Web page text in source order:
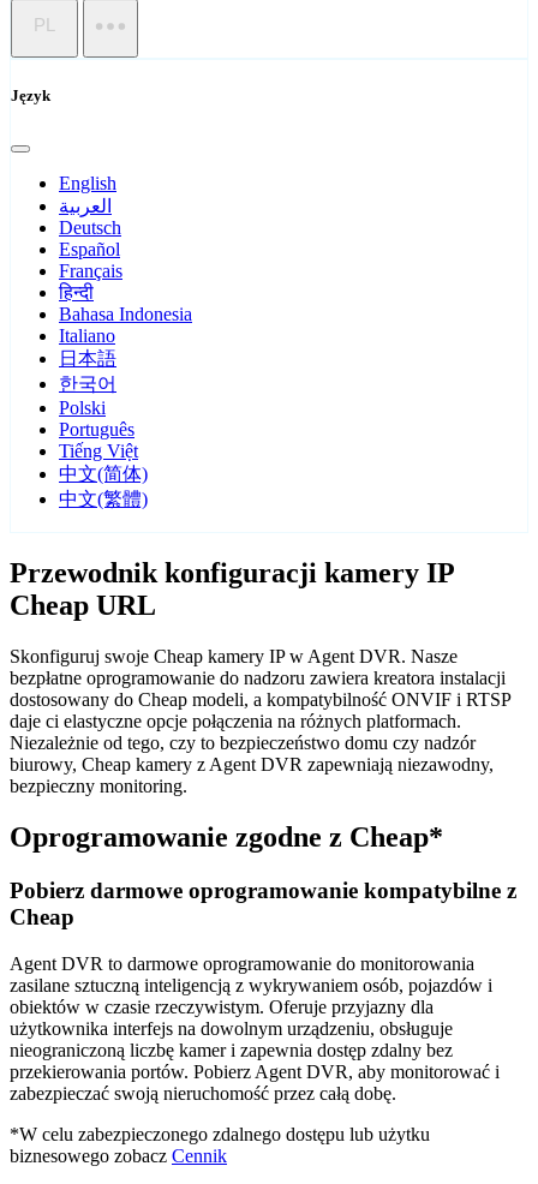
PL
Język
English
العربية
Deutsch
Español
Français
हिन्दी
Bahasa Indonesia
Italiano
日本語
한국어
Polski
Português
Tiếng Việt
中文(简体)
中文(繁體)
Przewodnik konfiguracji kamery IP
Cheap URL
Skonfiguruj swoje Cheap kamery IP w Agent DVR. Nasze
bezpłatne oprogramowanie do nadzoru zawiera kreatora instalacji
dostosowany do Cheap modeli, a kompatybilność ONVIF i RTSP
daje ci elastyczne opcje połączenia na różnych platformach.
Niezależnie od tego, czy to bezpieczeństwo domu czy nadzór
biurowy, Cheap kamery z Agent DVR zapewniają niezawodny,
bezpieczny monitoring.
Oprogramowanie zgodne z Cheap*
Pobierz darmowe oprogramowanie kompatybilne z
Cheap
Agent DVR to darmowe oprogramowanie do monitorowania
zasilane sztuczną inteligencją z wykrywaniem osób, pojazdów i
obiektów w czasie rzeczywistym. Oferuje przyjazny dla
użytkownika interfejs na dowolnym urządzeniu, obsługuje
nieograniczoną liczbę kamer i zapewnia dostęp zdalny bez
przekierowania portów. Pobierz Agent DVR, aby monitorować i
zabezpieczać swoją nieruchomość przez całą dobę.
*W celu zabezpieczonego zdalnego dostępu lub użytku
biznesowego zobacz Cennik